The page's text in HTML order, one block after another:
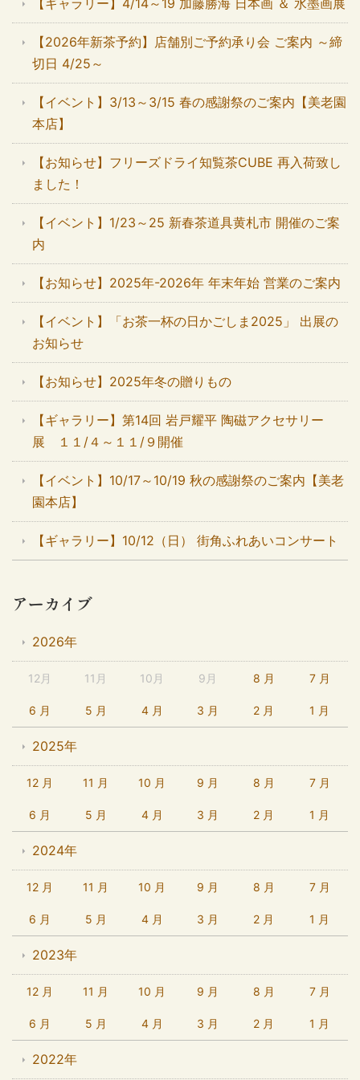
【ギャラリー】4/14～19 加藤勝海 日本画 ＆ 水墨画展
【2026年新茶予約】店舗別ご予約承り会 ご案内 ～締
切日 4/25～
【イベント】3/13～3/15 春の感謝祭のご案内【美老園
本店】
【お知らせ】フリーズドライ知覧茶CUBE 再入荷致し
ました！
【イベント】1/23～25 新春茶道具黄札市 開催のご案
内
【お知らせ】2025年-2026年 年末年始 営業のご案内
【イベント】「お茶一杯の日かごしま2025」 出展の
お知らせ
【お知らせ】2025年冬の贈りもの
【ギャラリー】第14回 岩戸耀平 陶磁アクセサリー
展 １１/４～１１/９開催
【イベント】10/17～10/19 秋の感謝祭のご案内【美老
園本店】
【ギャラリー】10/12（日） 街角ふれあいコンサート
アーカイブ
2026年
12月 11月 10月 9月 8 月 7 月
6 月 5 月 4 月 3 月 2 月 1 月
2025年
12 月 11 月 10 月 9 月 8 月 7 月
6 月 5 月 4 月 3 月 2 月 1 月
2024年
12 月 11 月 10 月 9 月 8 月 7 月
6 月 5 月 4 月 3 月 2 月 1 月
2023年
12 月 11 月 10 月 9 月 8 月 7 月
6 月 5 月 4 月 3 月 2 月 1 月
2022年